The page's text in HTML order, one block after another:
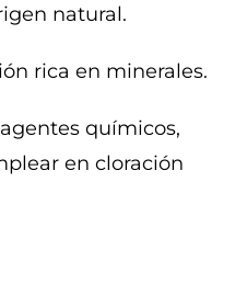
natural.
rica en minerales.
químicos,
en cloración